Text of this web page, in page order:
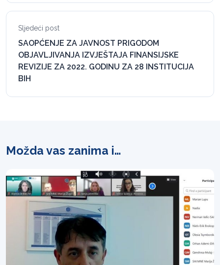
Sljedeći post
SAOPĆENJE ZA JAVNOST PRIGODOM
OBJAVLJIVANJA IZVJEŠTAJA FINANSIJSKE
REVIZIJE ZA 2022. GODINU ZA 28 INSTITUCIJA
BIH
Možda vas zanima i…